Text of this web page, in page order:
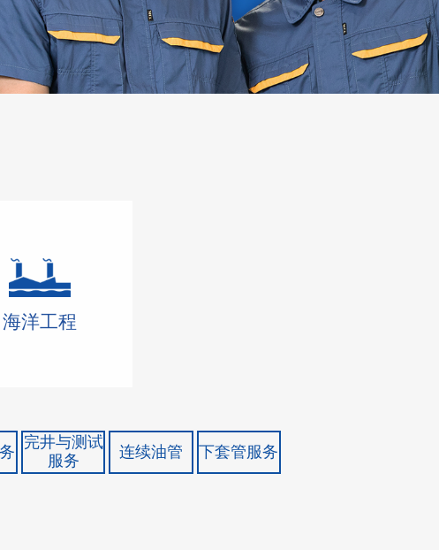
海洋工程
完井与测试
服务
连续油管 下套管服务